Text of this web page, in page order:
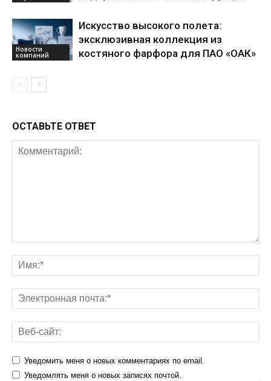
Новости
компаний
Искусство высокого полета:
эксклюзивная коллекция из
костяного фарфора для ПАО «ОАК»
ОСТАВЬТЕ ОТВЕТ
Уведомить меня о новых комментариях по email.
Уведомлять меня о новых записях почтой.